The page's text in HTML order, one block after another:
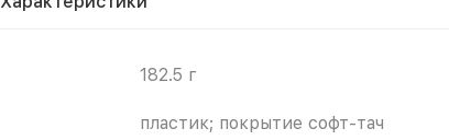
182.5 г
пластик; покрытие софт-тач